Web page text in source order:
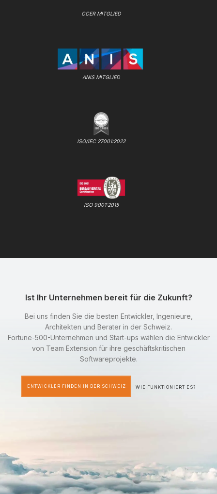
CCER MITGLIED
ANIS MITGLIED
ISO/IEC 27001:2022
ISO 9001:2015
Ist Ihr Unternehmen bereit für die Zukunft?
Bei uns finden Sie die besten Entwickler, Ingenieure,
Architekten und Berater in der Schweiz.
Fortune-500-Unternehmen und Start-ups wählen die Entwickler
von Team Extension für ihre geschäftskritischen
Softwareprojekte.
ENTWICKLER FINDEN IN DER SCHWEIZ WIE FUNKTIONIERT ES?